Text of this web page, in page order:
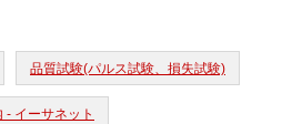
品質試験(パルス試験、損失試験)
- イーサネット